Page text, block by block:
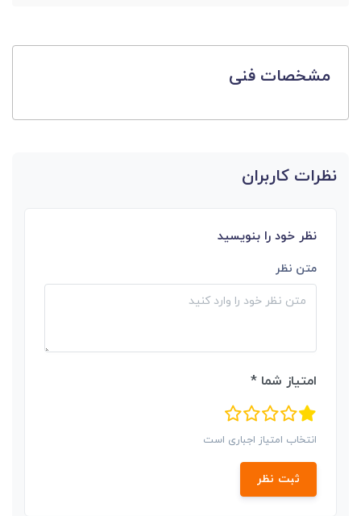
مشخصات فنی
نظرات کاربران
نظر خود را بنویسید
متن نظر
امتیاز شما *
انتخاب امتیاز اجباری است
ثبت نظر